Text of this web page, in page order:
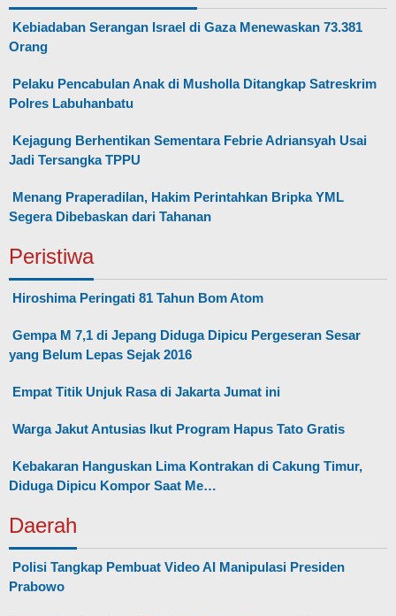
Kebiadaban Serangan Israel di Gaza Menewaskan 73.381
Orang
Pelaku Pencabulan Anak di Musholla Ditangkap Satreskrim
Polres Labuhanbatu
Kejagung Berhentikan Sementara Febrie Adriansyah Usai
Jadi Tersangka TPPU
Menang Praperadilan, Hakim Perintahkan Bripka YML
Segera Dibebaskan dari Tahanan
Peristiwa
Hiroshima Peringati 81 Tahun Bom Atom
Gempa M 7,1 di Jepang Diduga Dipicu Pergeseran Sesar
yang Belum Lepas Sejak 2016
Empat Titik Unjuk Rasa di Jakarta Jumat ini
Warga Jakut Antusias Ikut Program Hapus Tato Gratis
Kebakaran Hanguskan Lima Kontrakan di Cakung Timur,
Diduga Dipicu Kompor Saat Me…
Daerah
Polisi Tangkap Pembuat Video AI Manipulasi Presiden
Prabowo